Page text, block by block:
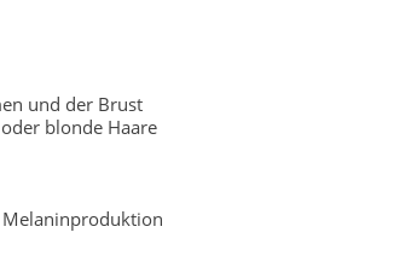
und der Brust
blonde Haare
Melaninproduktion